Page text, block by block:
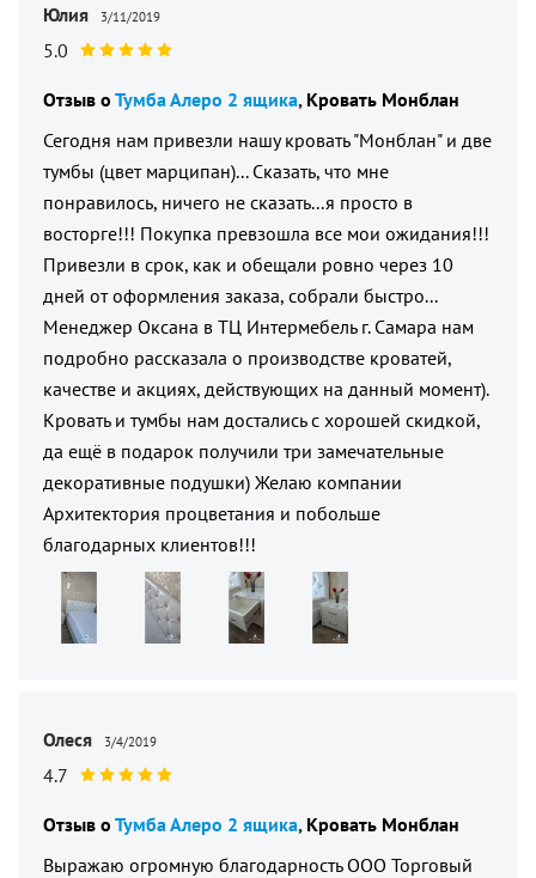
Юлия 3/11/2019
5.0
Отзыв о Тумба Алеро 2 ящика Кровать Монблан
Сегодня нам привезли нашу кровать "Монблан" и две
тумбы (цвет марципан)... Сказать, что мне
понравилось, ничего не сказать...я просто в
восторге!!! Покупка превзошла все мои ожидания!!!
Привезли в срок, как и обещали ровно через 10
дней от оформления заказа, собрали быстро...
Менеджер Оксана в ТЦ Интермебель г. Самара нам
подробно рассказала о производстве кроватей,
качестве и акциях, действующих на данный момент).
Кровать и тумбы нам достались с хорошей скидкой,
да ещё в подарок получили три замечательные
декоративные подушки) Желаю компании
Архитектория процветания и побольше
благодарных клиентов!!!
Олеся 3/4/2019
4.7
Отзыв о Тумба Алеро 2 ящика Кровать Монблан
Выражаю огромную благодарность ООО Торговый